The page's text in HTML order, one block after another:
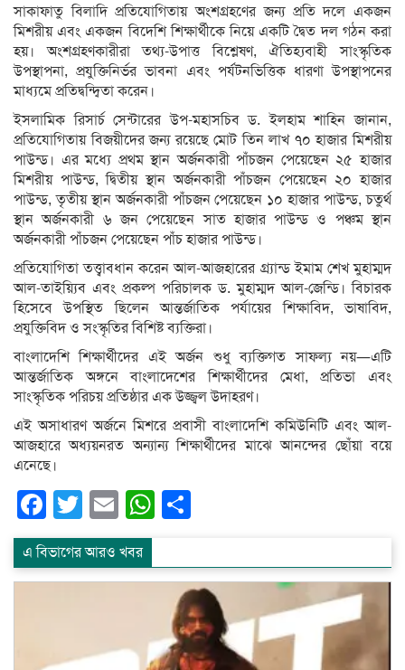
সাকাফাতু বিলাদি প্রতিযোগিতায় অংশগ্রহণের জন্য প্রতি দলে একজন
মিশরীয় এবং একজন বিদেশি শিক্ষার্থীকে নিয়ে একটি দ্বৈত দল গঠন করা
হয়। অংশগ্রহণকারীরা তথ্য-উপাত্ত বিশ্লেষণ, ঐতিহ্যবাহী সাংস্কৃতিক
উপস্থাপনা, প্রযুক্তিনির্ভর ভাবনা এবং পর্যটনভিত্তিক ধারণা উপস্থাপনের
মাধ্যমে প্রতিদ্বন্দ্বিতা করেন।
ইসলামিক রিসার্চ সেন্টারের উপ-মহাসচিব ড. ইলহাম শাহিন জানান,
প্রতিযোগিতায় বিজয়ীদের জন্য রয়েছে মোট তিন লাখ ৭০ হাজার মিশরীয়
পাউন্ড। এর মধ্যে প্রথম স্থান অর্জনকারী পাঁচজন পেয়েছেন ২৫ হাজার
মিশরীয় পাউন্ড, দ্বিতীয় স্থান অর্জনকারী পাঁচজন পেয়েছেন ২০ হাজার
পাউন্ড, তৃতীয় স্থান অর্জনকারী পাঁচজন পেয়েছেন ১০ হাজার পাউন্ড, চতুর্থ
স্থান অর্জনকারী ৬ জন পেয়েছেন সাত হাজার পাউন্ড ও পঞ্চম স্থান
অর্জনকারী পাঁচজন পেয়েছেন পাঁচ হাজার পাউন্ড।
প্রতিযোগিতা তত্ত্বাবধান করেন আল-আজহারের গ্র্যান্ড ইমাম শেখ মুহাম্মদ
আল-তাইয়্যিব এবং প্রকল্প পরিচালক ড. মুহাম্মদ আল-জেন্ডি। বিচারক
হিসেবে উপস্থিত ছিলেন আন্তর্জাতিক পর্যায়ের শিক্ষাবিদ, ভাষাবিদ,
প্রযুক্তিবিদ ও সংস্কৃতির বিশিষ্ট ব্যক্তিরা।
বাংলাদেশি শিক্ষার্থীদের এই অর্জন শুধু ব্যক্তিগত সাফল্য নয়—এটি
আন্তর্জাতিক অঙ্গনে বাংলাদেশের শিক্ষার্থীদের মেধা, প্রতিভা এবং
সাংস্কৃতিক পরিচয় প্রতিষ্ঠার এক উজ্জ্বল উদাহরণ।
এই অসাধারণ অর্জনে মিশরে প্রবাসী বাংলাদেশি কমিউনিটি এবং আল-
আজহারে অধ্যয়নরত অন্যান্য শিক্ষার্থীদের মাঝে আনন্দের ছোঁয়া বয়ে
এনেছে।
Facebook
Twitter
EmailWhatsApp
এ বিভাগের আরও খবর